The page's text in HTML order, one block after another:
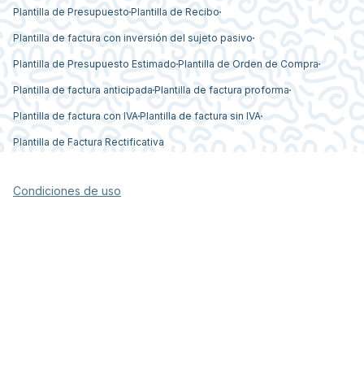
Plantilla de Presupuesto Plantilla de Recibo
Plantilla de factura con inversión del sujeto pasivo
Plantilla de Presupuesto Estimado Plantilla de Orden de Compra
Plantilla de factura anticipada Plantilla de factura proforma
Plantilla de factura con IVA Plantilla de factura sin IVA
Plantilla de Factura Rectificativa
Condiciones de uso